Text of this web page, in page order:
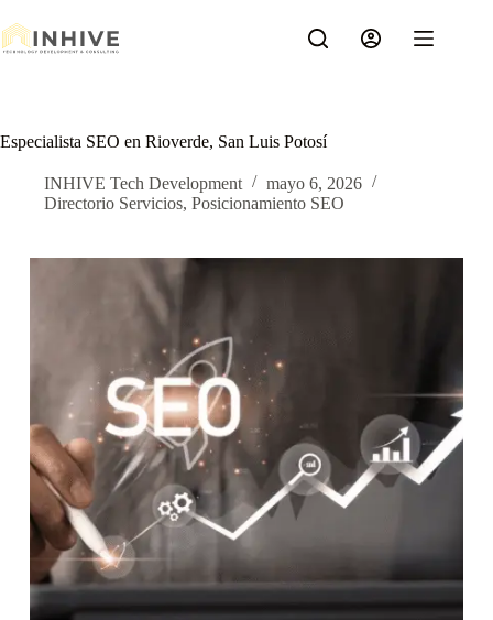
al
contenido
Especialista SEO en Rioverde, San Luis Potosí
INHIVE Tech Development
mayo 6, 2026
Directorio Servicios, Posicionamiento SEO